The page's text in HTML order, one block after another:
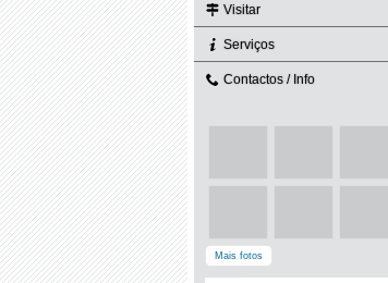
Visitar
Serviços
Contactos / Info
Mais fotos